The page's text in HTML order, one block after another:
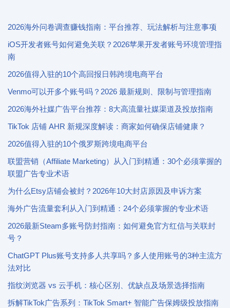
2026海外问卷调查赚钱指南：平台推荐、玩法解析与注意事项
iOS开发者账号如何避免关联？2026苹果开发者账号环境管理指
南
2026值得入驻的10个高回报日韩跨境电商平台
Venmo可以开多个账号吗？2026 最新规则、限制与管理指南
2026海外社媒广告平台推荐：8大高流量社媒渠道及投放指南
TikTok 店铺 AHR 新规深度解读：商家如何确保店铺健康？
2026值得入驻的10个俄罗斯跨境电商平台
联盟营销（Affiliate Marketing）从入门到精通：30个必须掌握的
联盟广告专业术语
为什么Etsy店铺会被封？2026年10大封店原因及申诉方案
海外广告流量套利从入门到精通：24个必须掌握的专业术语
2026最新Steam多账号防封指南：如何避免官方红信与关联封
号？
ChatGPT Plus账号支持多人共享吗？多人使用账号的3种主流方
法对比
指纹浏览器 vs 云手机：核心区别、优缺点及场景选择指南
拆解TikTok广告系列：TikTok Smart+ 智能广告保姆级投放指南